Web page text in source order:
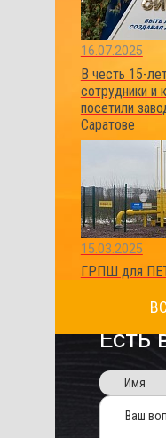
16.07.2025
В честь 15-
сотрудники и
посетили
Саратове
15.03.2025
ГРПШ для
Есть